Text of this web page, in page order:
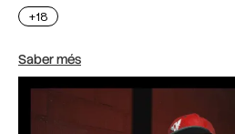
+18
Saber més